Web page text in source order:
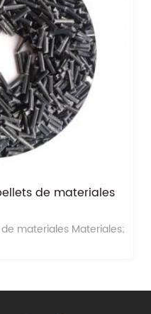
de materiales
materiales Materiales;